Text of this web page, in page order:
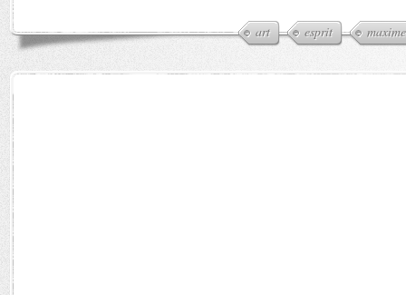
art esprit